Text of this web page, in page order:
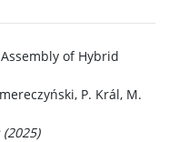
of Hybrid
, P. Král, M.